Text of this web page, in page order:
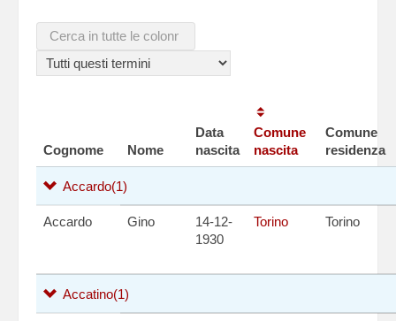
Cognome Nome
Data
nascita
Comune
nascita
Comune
residenza
Accardo(1)
Accardo Gino
14-12-
1930
Torino Torino
Accatino(1)